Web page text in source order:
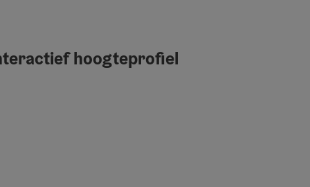
hoogteprofiel